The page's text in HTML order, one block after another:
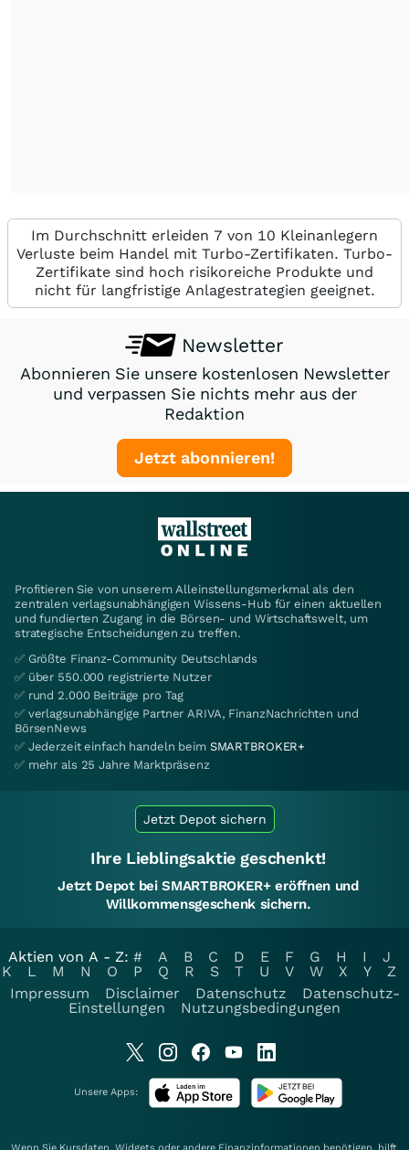
Im Durchschnitt erleiden 7 von 10 Kleinanlegern
Verluste beim Handel mit Turbo-Zertifikaten. Turbo-
Zertifikate sind hoch risikoreiche Produkte und
nicht für langfristige Anlagestrategien geeignet.
Newsletter
Abonnieren Sie unsere kostenlosen Newsletter
und verpassen Sie nichts mehr aus der
Redaktion
Jetzt abonnieren!
Profitieren Sie von unserem Alleinstellungsmerkmal als den
zentralen verlagsunabhängigen Wissens-Hub für einen aktuellen
und fundierten Zugang in die Börsen- und Wirtschaftswelt, um
strategische Entscheidungen zu treffen.
✅ Größte Finanz-Community Deutschlands
✅ über 550.000 registrierte Nutzer
✅ rund 2.000 Beiträge pro Tag
✅ verlagsunabhängige Partner ARIVA, FinanzNachrichten und
BörsenNews
✅ Jederzeit einfach handeln beim SMARTBROKER+
✅ mehr als 25 Jahre Marktpräsenz
Jetzt Depot sichern
Ihre Lieblingsaktie geschenkt!
Jetzt Depot bei SMARTBROKER+ eröffnen und
Willkommensgeschenk sichern.
Aktien von A - Z: # A B C D E F G H I
J
K
L M N O P Q R S T U V W X Y
Z
Impressum
Disclaimer Datenschutz
Datenschutz-
Einstellungen
Nutzungsbedingungen
Unsere Apps: